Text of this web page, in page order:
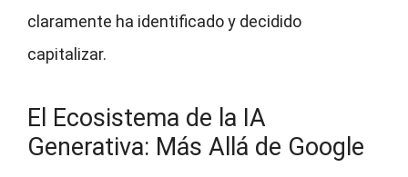
claramente ha identificado y decidido
capitalizar.
El Ecosistema de la IA
Generativa: Más Allá de Google